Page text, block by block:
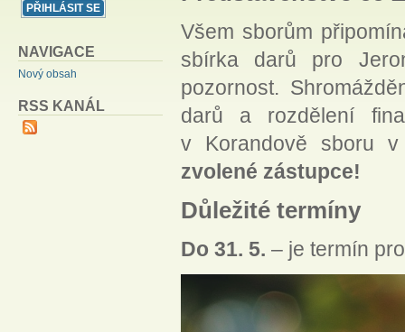
NAVIGACE
Nový obsah
RSS KANÁL
Všem sborům
sbírka darů pro
pozornost.
darů a rozdělení
v Korandově sboru
zvolené zástupce!
Důležité termíny
Do 31. 5. – je termín